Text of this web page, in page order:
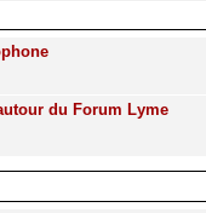
du Forum Lyme